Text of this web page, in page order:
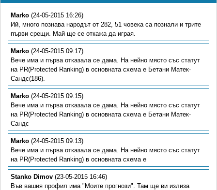
Marko (24-05-2015 16:26)
Ий, много познава народът от 282, 51 човека са познали и трите
първи срещи. Май ще се откажа да играя.
Marko (24-05-2015 09:17)
Вече има и първа отказала се дама. На нейно място със статут
на PR(Protected Ranking) в основната схема е Бетани Матек-
Сандс(186).
Marko (24-05-2015 09:15)
Вече има и първа отказала се дама. На нейно място със статут
на PR(Protected Ranking) в основната схема е Бетани Матек-
Сандс
Marko (24-05-2015 09:13)
Вече има и първа отказала се дама. На нейно място със статут
на PR(Protected Ranking) в основната схема е
Stanko Dimov (23-05-2015 16:46)
Във вашия профил има "Моите прогнози". Там ще ви излиза